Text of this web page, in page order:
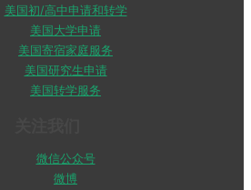
美国初/高中申请和转学
美国大学申请
美国寄宿家庭服务
美国研究生申请
美国转学服务
微信公众号
微博